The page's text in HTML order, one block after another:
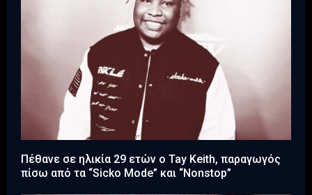
Πέθανε σε ηλικία 29 ετών ο Tay Keith, παραγωγός
πίσω από τα “Sicko Mode” και “Nonstop”